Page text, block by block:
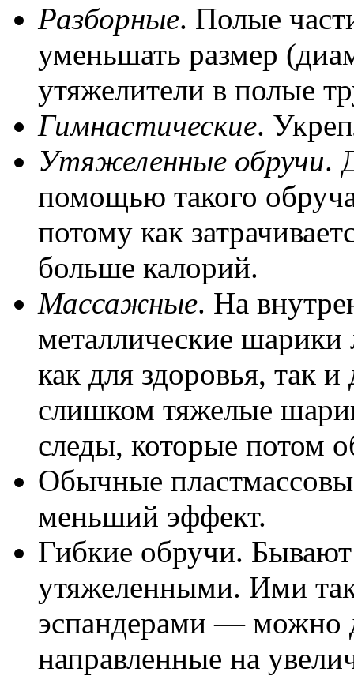
Разборные. Полые
уменьшать размер
утяжелители в полые
Гимнастические.
Утяжеленные обручи.
помощью такого
потому как
больше калорий.
Массажные. На
металлические
как для здоровья, так
слишком тяжелые
следы, которые потом
Обычные
меньший эффект.
Гибкие обручи.
утяжеленными. Ими
эспандерами — можно
направленные на